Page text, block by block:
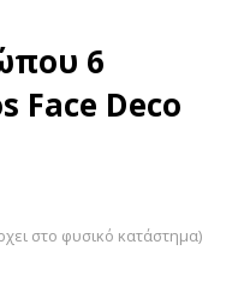
6
Face Deco
στο φυσικό κατάστημα)